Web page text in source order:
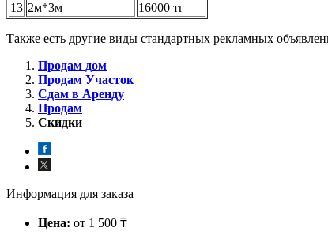
13 2м*3м 16000 тг
Также есть другие виды стандартных рекламных
Продам дом
Продам Участок
Сдам в Аренду
Продам
Скидки
Информация для заказа
Цена: от 1 500 ₸